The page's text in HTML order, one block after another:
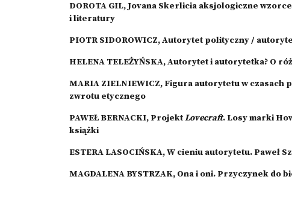
DOROTA GIL, Jovana Skerlicia aksjologiczne
i literatury
PIOTR SIDOROWICZ, Autorytet polityczny /
HELENA TELEŻYŃSKA, Autorytet i autorytetka? O
MARIA ZIELNIEWICZ, Figura autorytetu w
zwrotu etycznego
PAWEŁ BERNACKI, ProjektLovecraft. Losy marki
książki
ESTERA LASOCIŃSKA, W cieniu autorytetu. Paweł
MAGDALENA BYSTRZAK, Ona i oni. Przyczynek do